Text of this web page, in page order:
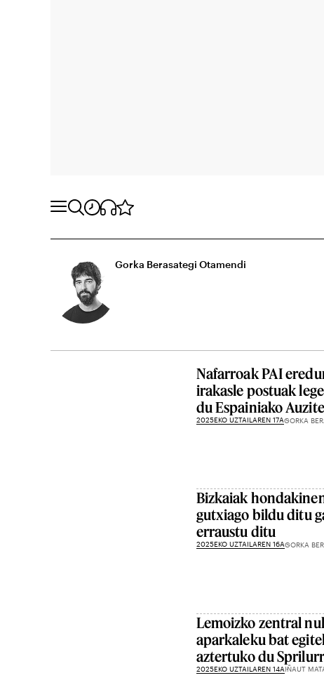
Gorka Berasategi Otamendi
Nafarroak PAI
irakasle postuak
du Espainiako
2025EKO UZTAILAREN 17AGORKA
Bizkaiak
gutxiago bildu ditu
erraustu ditu
2025EKO UZTAILAREN 16AGORKA
Lemoizko zentral
aparkaleku bat
aztertuko du
2025EKO UZTAILAREN 14AIÑAUT